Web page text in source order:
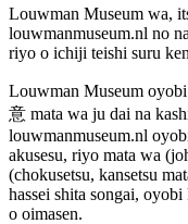
Louwman Museum wa,
louwmanmuseum.nl no
riyo o ichiji teishi suru
Louwman Museum
意 mata wa ju dai na
louwmanmuseum.nl
akusesu, riyo mata wa
(chokusetsu, kansetsu
hassei shita songai,
o oimasen.